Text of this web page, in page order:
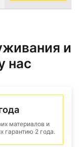
и
нас
материалов и
гарантию 2 года.